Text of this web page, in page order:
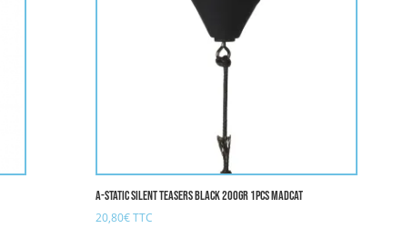
A-STATIC SILENT TEASERS BLACK 200gr 1pcs MADCAT
20,80€ TTC